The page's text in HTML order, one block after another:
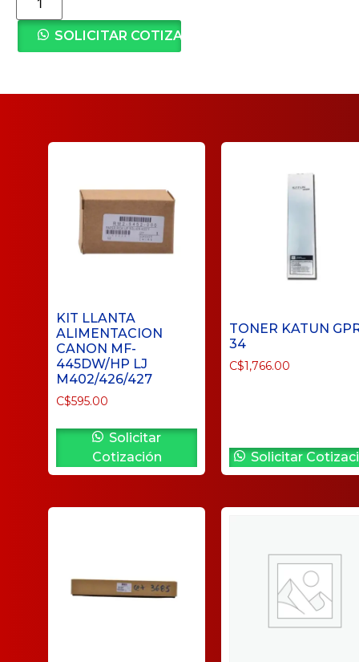
SOLICITAR COTIZACIÓN
KIT LLANTA
ALIMENTACION
CANON MF-
445DW/HP LJ
M402/426/427
C$595.00
Solicitar
Cotización
TONER KATUN
34
C$1,766.00
Solicitar